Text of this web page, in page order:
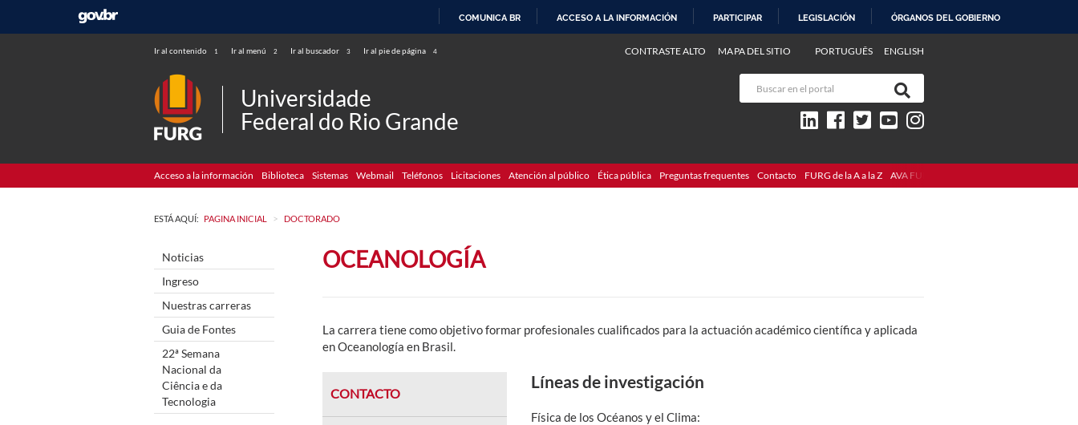
COMUNICA BR ACCESO A LA INFORMACIÓN PARTICIPAR LEGISLACIÓN ÓRGANOS DEL GOBIERNO
Ir al contenido 1 Ir al menú 2 Ir al buscador 3 Ir al pie de página 4 PORTUGUÊS ENGLISH
CONTRASTE ALTO MAPA DEL SITIO
Universidade
Federal do Rio Grande
Acceso a la información Biblioteca Sistemas Webmail Teléfonos Licitaciones Atención al público Ética pública Preguntas frequentes Contacto FURG de la A a la Z AVA FURG
ESTÁ AQUÍ: PAGINA INICIAL > DOCTORADO
Noticias
Ingreso
Nuestras carreras
Guia de Fontes
22ª Semana
Nacional da
Ciência e da
Tecnologia
OCEANOLOGÍA
La carrera tiene como objetivo formar profesionales cualificados para la actuación académico científica y aplicada
en Oceanología en Brasil.
CONTACTO
Líneas de investigación
Física de los Océanos y el Clima: